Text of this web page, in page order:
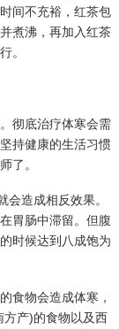
间不充裕，红茶包
煮沸，再加入红茶
。
彻底治疗体寒会需
持健康的生活习惯
了。
会造成相反效果。
胃肠中滞留。但腹
时候达到八成饱为
食物会造成体寒，
方产)的食物以及西